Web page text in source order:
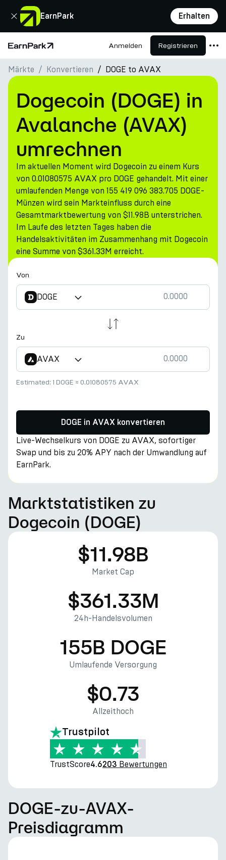
EarnPark Erhalten
Schließen
Startseite Anmelden Registrieren
Produkte
Märkte
Rechner
PARK Token
Ressourcen
Unternehmen
Märkte Konvertieren DOGE to AVAX
Dogecoin (DOGE) in
Avalanche (AVAX)
umrechnen
Im aktuellen Moment wird Dogecoin zu einem Kurs
von 0.01080575 AVAX pro DOGE gehandelt. Mit einer
umlaufenden Menge von 155 419 096 383.705 DOGE-
Münzen wird sein Markteinfluss durch eine
Gesamtmarktbewertung von $11.98B unterstrichen.
Im Laufe des letzten Tages haben die
Handelsaktivitäten im Zusammenhang mit Dogecoin
eine Summe von $361.33M erreicht.
Von
DOGE
Zu
AVAX
Estimated: 1 DOGE ≈ 0.01080575 AVAX
DOGE in AVAX konvertieren
Live-Wechselkurs von DOGE zu AVAX, sofortiger
Swap und bis zu 20% APY nach der Umwandlung auf
EarnPark.
Marktstatistiken zu
Dogecoin (DOGE)
$11.98B
Market Cap
$361.33M
24h-Handelsvolumen
155B DOGE
Umlaufende Versorgung
$0.73
Allzeithoch
Trustpilot
TrustScore4.6203 Bewertungen
DOGE-zu-AVAX-
Preisdiagramm